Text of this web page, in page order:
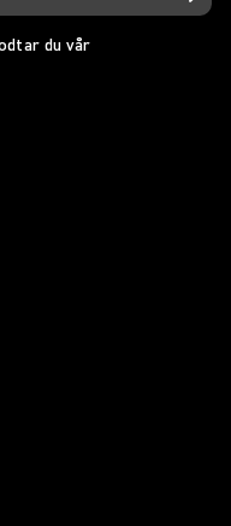
du vår